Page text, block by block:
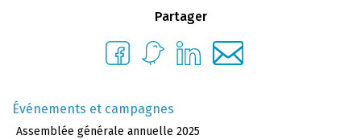
Partager
Événements et campagnes
Assemblée générale annuelle 2025